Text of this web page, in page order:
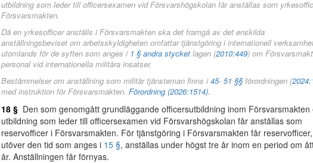
utbildning som leder till officersexamen vid Försvarshögskolan får anställas som
Försvarsmakten.
Då en yrkesofficer anställs i Försvarsmakten ska det framgå av det enskilda
anställningsbeviset om arbetsskyldigheten omfattar tjänstgöring i internationell
utomlands för de syften som anges i 1 § andra stycketlagen (2010:449) om
personal vid internationella militära insatser.
Bestämmelser om anställning som militär tjänsteman finns i45- 51 §§förordningen (
med instruktion för Försvarsmakten. Förordning (2026:1514).
18 § Den som genomgått grundläggande officersutbildning inom Försvarsmakten
utbildning som leder till officersexamen vid Försvarshögskolan får anställas som
reservofficer i Försvarsmakten. För tjänstgöring i Försvarsmakten får reservofficer,
utöver den tid som anges i 15 §, anställas under högst tre år inom en period om
år. Anställningen får förnyas.